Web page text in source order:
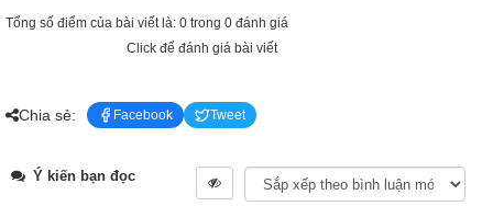
Tổng số điểm của bài viết là: 0 trong 0 đánh giá
Click để đánh giá bài viết
Chia sẻ: Facebook Tweet
Ý kiến bạn đọc